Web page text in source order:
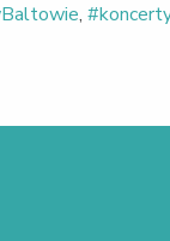
, #koncerty